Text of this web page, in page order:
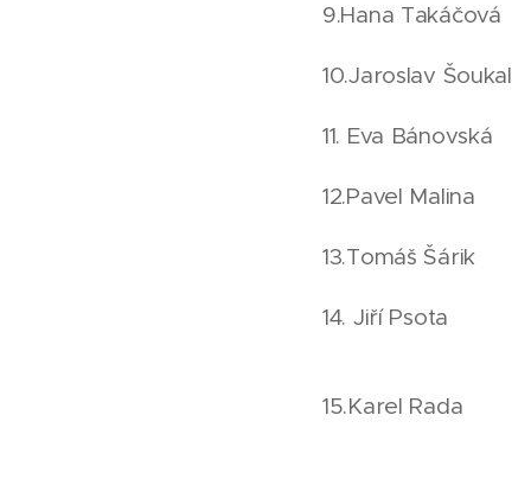
9.Hana Takáčová
10.Jaroslav Šoukal
11. Eva
12.Pavel
13.Tomáš
14. Jiří
15.Karel Rada